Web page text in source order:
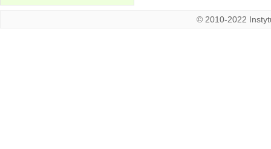
© 2010-2022